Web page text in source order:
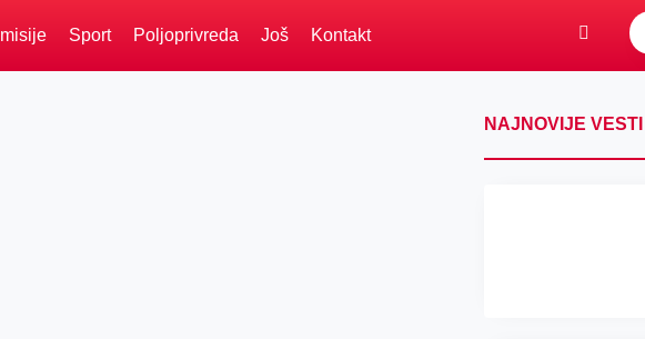
Sport Poljoprivreda Još Kontakt
NAJNOVIJE VESTI